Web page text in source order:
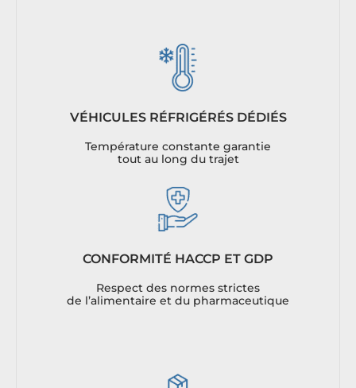
VÉHICULES RÉFRIGÉRÉS DÉDIÉS
Température constante garantie
tout au long du trajet
CONFORMITÉ HACCP ET GDP
Respect des normes strictes
de l’alimentaire et du pharmaceutique